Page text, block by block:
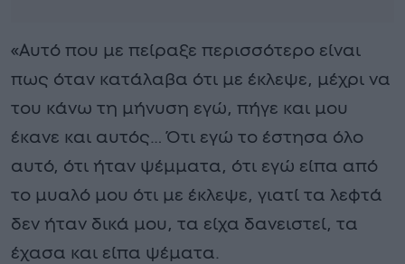
«Αυτό που με πείραξε περισσότερο είναι
πως όταν κατάλαβα ότι με έκλεψε, μέχρι να
του κάνω τη μήνυση εγώ, πήγε και μου
έκανε και αυτός… Ότι εγώ το έστησα όλο
αυτό, ότι ήταν ψέμματα, ότι εγώ είπα από
το μυαλό μου ότι με έκλεψε, γιατί τα λεφτά
δεν ήταν δικά μου, τα είχα δανειστεί, τα
έχασα και είπα ψέματα.